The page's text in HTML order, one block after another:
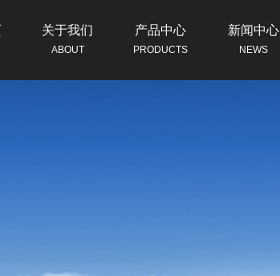
关于我们
ABOUT
产品中心
PRODUCTS
新闻中心
NEWS